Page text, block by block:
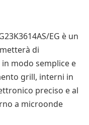
EG è un
di
modo semplice e
grill, interni in
preciso e al
a microonde